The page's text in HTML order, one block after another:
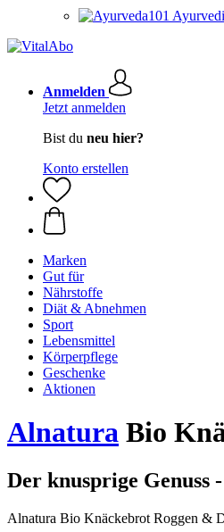
Anmelden
Jetzt anmelden
Bist du neu hier?
Konto erstellen
Marken
Gut für
Nährstoffe
Diät & Abnehmen
Sport
Lebensmittel
Körperpflege
Geschenke
Aktionen
Alnatura Bio
Der knusprige Genuss
Alnatura Bio Knäckebrot Roggen &